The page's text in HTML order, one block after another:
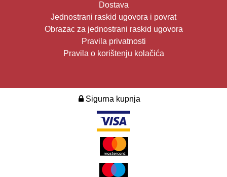
Dostava
Jednostrani raskid ugovora i povrat
Obrazac za jednostrani raskid ugovora
Pravila privatnosti
Pravila o korištenju kolačića
Sigurna kupnja